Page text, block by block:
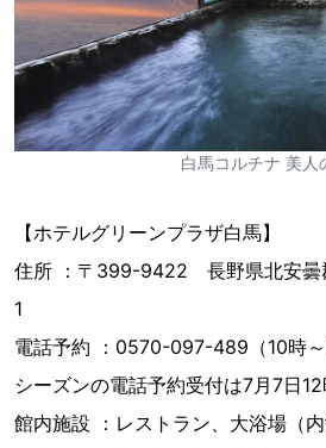
白馬コルチナ 美人
【ホテルグリーンプラザ白馬】
住所 ：〒399-9422 長野県北安曇
1
電話予約 ：0570-097-489（10時
シーズンの電話予約受付は7月7日
館内施設 ：レストラン、大浴場（